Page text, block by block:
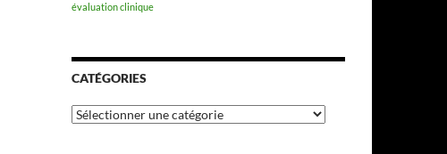
évaluation clinique
CATÉGORIES
Catégories